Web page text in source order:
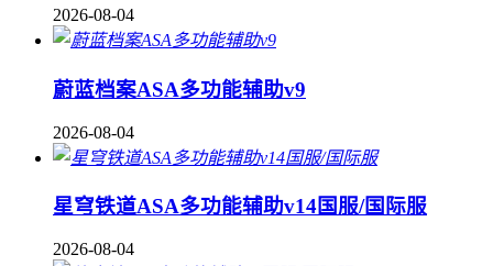
2026-08-04
蔚蓝档案ASA多功能辅助v9
2026-08-04
星穹铁道ASA多功能辅助v14国服/国际服
2026-08-04